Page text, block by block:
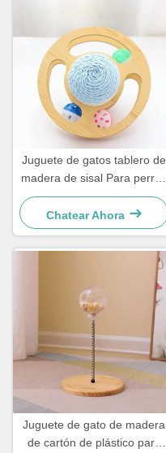
Juguete de gatos tablero de
madera de sisal Para perros
y gatos pequeños sencillo y
práctico
Chatear Ahora
Juguete de gato de madera
de cartón de plástico para